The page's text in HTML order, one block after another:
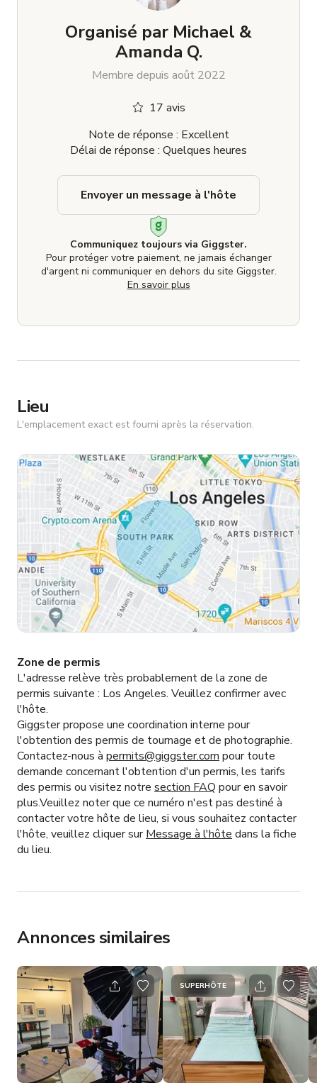
Organisé par Michael &
Amanda Q.
Membre depuis août 2022
17 avis
Note de réponse : Excellent
Délai de réponse : Quelques heures
Communiquez toujours via Giggster.
Pour protéger votre paiement, ne jamais échanger
d'argent ni communiquer en dehors du site Giggster.
En savoir plus
Envoyer un message à l'hôte
Lieu
L'emplacement exact est fourni après la réservation.
Zone de permis
L'adresse relève très probablement de la zone de
permis suivante : Los Angeles. Veuillez confirmer avec
l'hôte.
Giggster propose une coordination interne pour
l'obtention des permis de tournage et de photographie.
Contactez-nous à permits@giggster.com pour toute
demande concernant l'obtention d'un permis, les tarifs
des permis ou visitez notre section FAQ pour en savoir
plus.Veuillez noter que ce numéro n'est pas destiné à
contacter votre hôte de lieu, si vous souhaitez contacter
l'hôte, veuillez cliquer surMessage à l'hôte dans la fiche
du lieu.
Annonces similaires
SUPERHÔTE